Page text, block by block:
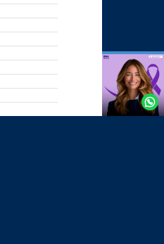
Agende
Whatsapp